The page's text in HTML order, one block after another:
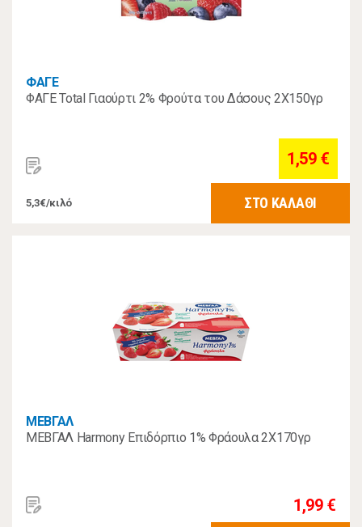
ΦΑΓΕ
ΦΑΓΕ Total Γιαούρτι 2% Φρούτα του Δάσους 2Χ150γρ
1,59 €
5,3€/κιλό ΣΤΟ ΚΑΛΑΘΙ
ΜΕΒΓΑΛ
ΜΕΒΓΑΛ Harmony Επιδόρπιο 1% Φράουλα 2Χ170γρ
1,99 €